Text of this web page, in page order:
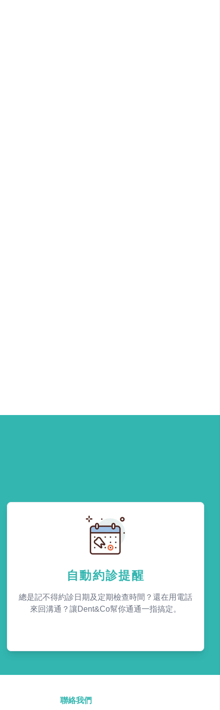
自動約診提醒
總是記不得約診日期及定期檢查時間？還在用電話
來回溝通？讓Dent&Co幫你通通一指搞定。
聯絡我們